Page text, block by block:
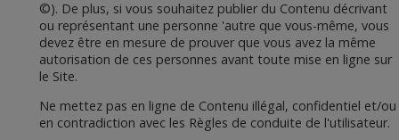
©). De plus, si vous souhaitez publier du Contenu décrivant
ou représentant une personne 'autre que vous-même, vous
devez être en mesure de prouver que vous avez la même
autorisation de ces personnes avant toute mise en ligne sur
le Site.
Ne mettez pas en ligne de Contenu illégal, confidentiel et/ou
en contradiction avec les Règles de conduite de l'utilisateur.